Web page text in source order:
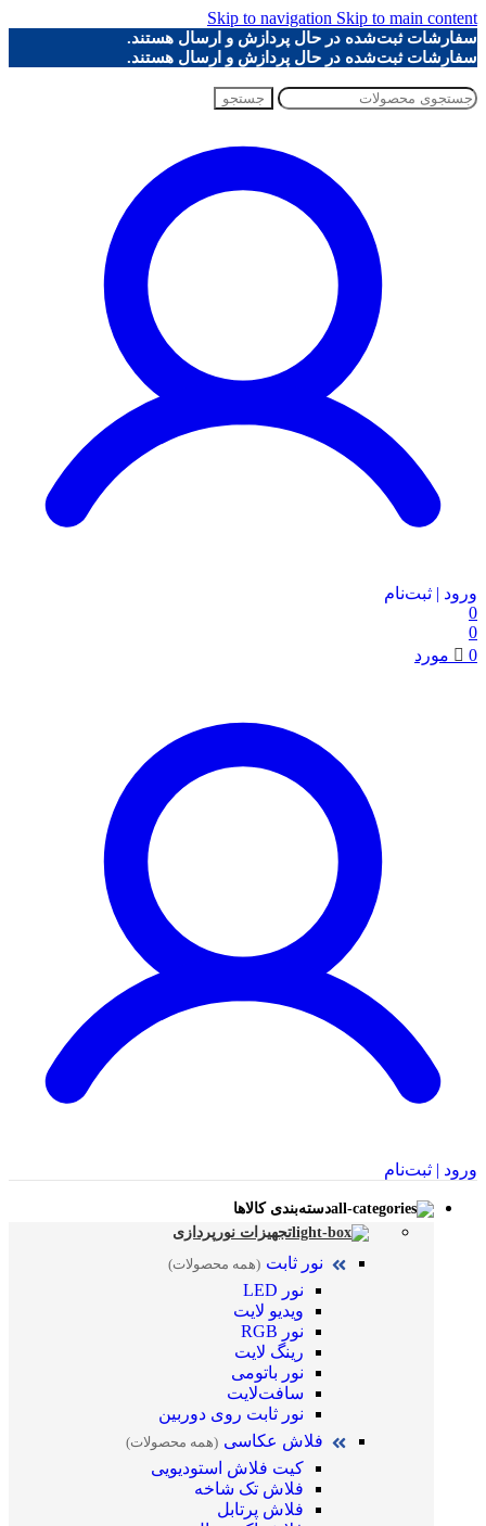
Skip to navigation Skip to main content
سفارشات ثبت‌شده در حال پردازش و ارسال هستند.
سفارشات ثبت‌شده در حال پردازش و ارسال هستند.
جستجو
ورود | ثبت‌نام
0
0
0
مورد
ورود | ثبت‌نام
دسته‌بندی کالاها
تجهیزات نورپردازی
نور ثابت (همه محصولات)
نور LED
ویدیو لایت
نور RGB
رینگ لایت
نور باتومی
سافت‌لایت
نور ثابت روی دوربین
فلاش عکاسی (همه محصولات)
کیت فلاش استودیویی
فلاش تک شاخه
فلاش پرتابل